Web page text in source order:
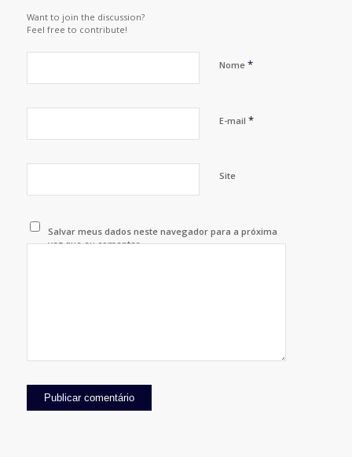
Want to join the discussion?
Feel free to contribute!
Nome *
E-mail *
Site
Salvar meus dados neste navegador para a próxima
vez que eu comentar.